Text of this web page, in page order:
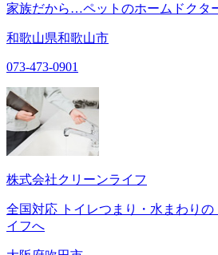
家族だから…ペットのホームドクタ
和歌山県和歌山市
073-473-0901
株式会社クリーンライフ
全国対応 トイレつまり・水まわり
イフへ